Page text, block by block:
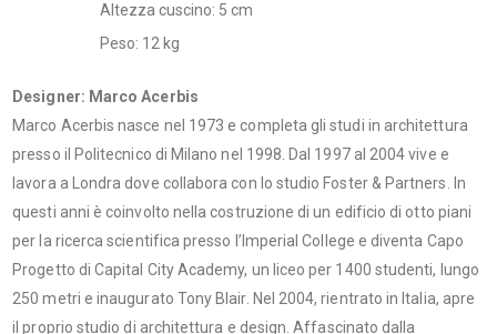
Altezza cuscino: 5 cm
Peso: 12 kg
Designer: Marco Acerbis
Marco Acerbis nasce nel 1973 e completa gli studi in architettura
presso il Politecnico di Milano nel 1998. Dal 1997 al 2004 vive e
lavora a Londra dove collabora con lo studio Foster & Partners. In
questi anni è coinvolto nella costruzione di un edificio di otto piani
per la ricerca scientifica presso l’Imperial College e diventa Capo
Progetto di Capital City Academy, un liceo per 1400 studenti, lungo
250 metri e inaugurato Tony Blair. Nel 2004, rientrato in Italia, apre
il proprio studio di architettura e design. Affascinato dalla